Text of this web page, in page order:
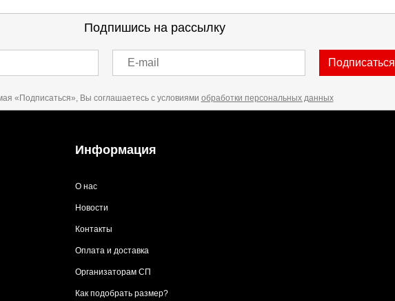
Подпишись на рассылку
E-mail Подписаться
«Подписаться», Вы соглашаетесь с условиями обработки персональных данных
Информация
О нас
Новости
Контакты
Оплата и доставка
Организаторам СП
Как подобрать размер?